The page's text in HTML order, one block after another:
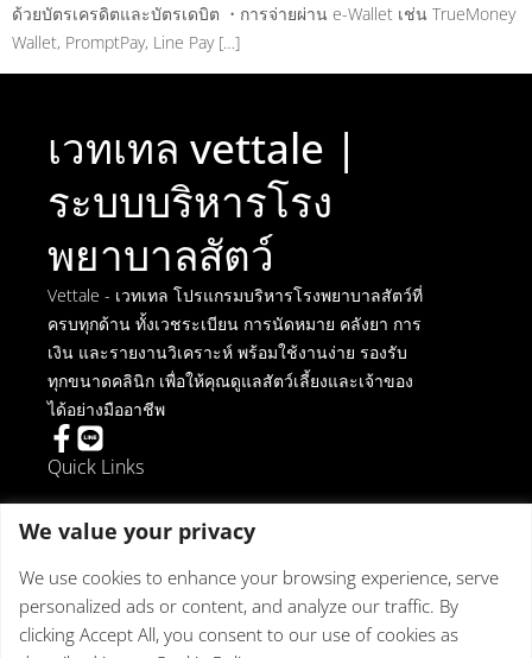
ด้วยบัตรเครดิตและบัตรเดบิต • การจ่ายผ่าน e-Wallet เช่น TrueMoney
Wallet, PromptPay, Line Pay […]
เวทเทล vettale |
ระบบบริหารโรง
พยาบาลสัตว์
Vettale - เวทเทล โปรแกรมบริหารโรงพยาบาลสัตว์ที่
ครบทุกด้าน ทั้งเวชระเบียน การนัดหมาย คลังยา การ
เงิน และรายงานวิเคราะห์ พร้อมใช้งานง่าย รองรับ
ทุกขนาดคลินิก เพื่อให้คุณดูแลสัตว์เลี้ยงและเจ้าของ
ได้อย่างมืออาชีพ
Quick Links
การยกเลิกการติดตั้ง
ข้อตกลงในการใช้งาน
นโยบายความเป็นส่วนตัว
นโยบายเกี่ยวกับคุกกี้
Get in touch
We value your privacy
We use cookies to enhance your browsing experience, serve
personalized ads or content, and analyze our traffic. By
clicking Accept All, you consent to our use of cookies as